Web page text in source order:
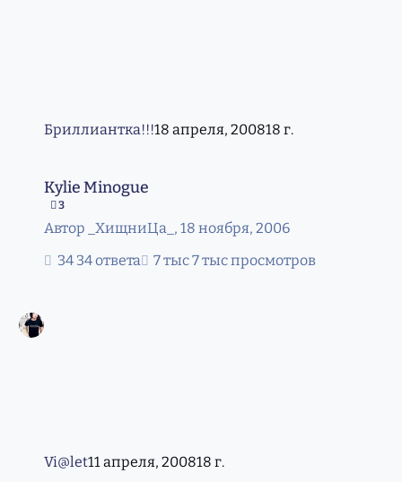
Бриллиантка!!!18 апреля, 200818 г.
Kylie Minogue
3
Автор _XищниЦа_ , 18 ноября, 2006
34 ответа
7 тыс просмотров
Vi@let11 апреля, 200818 г.